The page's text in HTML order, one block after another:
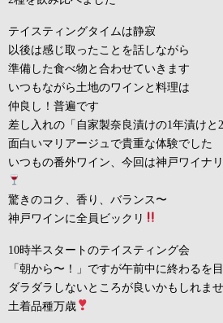
テイスティングタイムは静寂
以後は感じ取ったことを話しながら
準備した食べ物と合わせていきます
いつもながら土地のワインと料理は
仲良し！普遍です
差し入れの「自家製奈良漬けの1年漬けと
面白いマリアージュで貴重な体験でした
いつもの番外ワイン、今回は神戸ワイナ
驚きのコク、香り、バランス〜
神戸ワインに全員ビックリ
10時半スタートのテイスティング会
「朝から〜！」ですが午前中に終わるを
ダラダラしないところが良いかもしれま
土着品種万歳